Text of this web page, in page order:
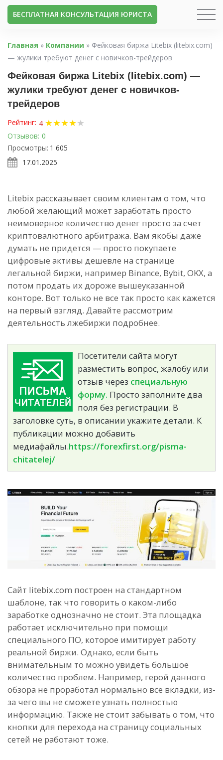
БЕСПЛАТНАЯ КОНСУЛЬТАЦИЯ ЮРИСТА
Главная » Компании » Фейковая биржа Litebix (litebix.com)
— жулики требуют денег с новичков-трейдеров
Фейковая биржа Litebix (litebix.com) —
жулики требуют денег с новичков-
трейдеров
Рейтинг: 4 ★★★★★
Отзывов: 0
Просмотры: 1 605
17.01.2025
Litebix рассказывает своим клиентам о том, что
любой желающий может заработать просто
неимоверное количество денег просто за счет
криптовалютного арбитража. Вам якобы даже
думать не придется — просто покупаете
цифровые активы дешевле на странице
легальной биржи, например Binance, Bybit, OKX, а
потом продать их дороже вышеуказанной
конторе. Вот только не все так просто как кажется
на первый взгляд. Давайте рассмотрим
деятельность лжебиржи подробнее.
Посетители сайта могут
разместить вопрос, жалобу или
отзыв через специальную
форму. Просто заполните два
поля без регистрации. В
заголовке суть, в описании укажите детали. К
публикации можно добавить
медиафайлы.https://forexfirst.org/pisma-
chitatelej/
Сайт litebix.com построен на стандартном
шаблоне, так что говорить о каком-либо
заработке однозначно не стоит. Эта площадка
работает исключительно при помощи
специального ПО, которое имитирует работу
реальной биржи. Однако, если быть
внимательным то можно увидеть большое
количество проблем. Например, герой данного
обзора не проработал нормально все вкладки, из-
за чего вы не сможете узнать полностью
информацию. Также не стоит забывать о том, что
кнопки для перехода на страницу социальных
сетей не работают тоже.